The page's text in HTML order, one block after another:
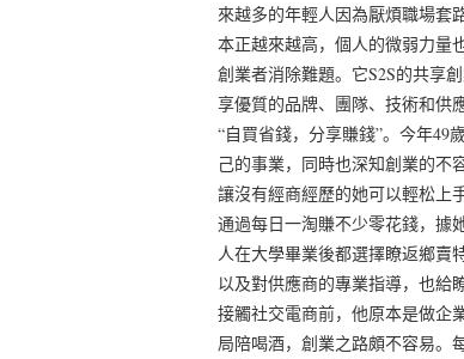
來越多的年輕人因為厭煩職場套
本正越來越高，個人的微弱力量
創業者消除難題。它S2S的共享
享優質的品牌、團隊、技術和供
“自買省錢，分享賺錢”。今年49
己的事業，同時也深知創業的不
讓沒有經商經歷的她可以輕松上
通過每日一淘賺不少零花錢，據
人在大學畢業後都選擇瞭返鄉賣
以及對供應商的專業指導，也給
接觸社交電商前，他原本是做企
局陪喝酒，創業之路頗不容易。